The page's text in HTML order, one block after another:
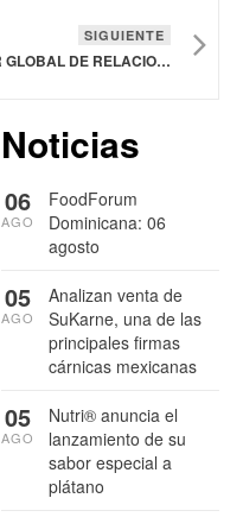
SIGUIENTE
DIAGEO ANUNCIA NUEVO DIRECTOR GLOBAL DE RELACIONES CON INVERSORES
Noticias
FoodForum
Dominicana: 06
agosto
06
AGO
Analizan venta de
SuKarne, una de las
principales firmas
cárnicas mexicanas
05
AGO
Nutri® anuncia el
lanzamiento de su
sabor especial a
plátano
05
AGO